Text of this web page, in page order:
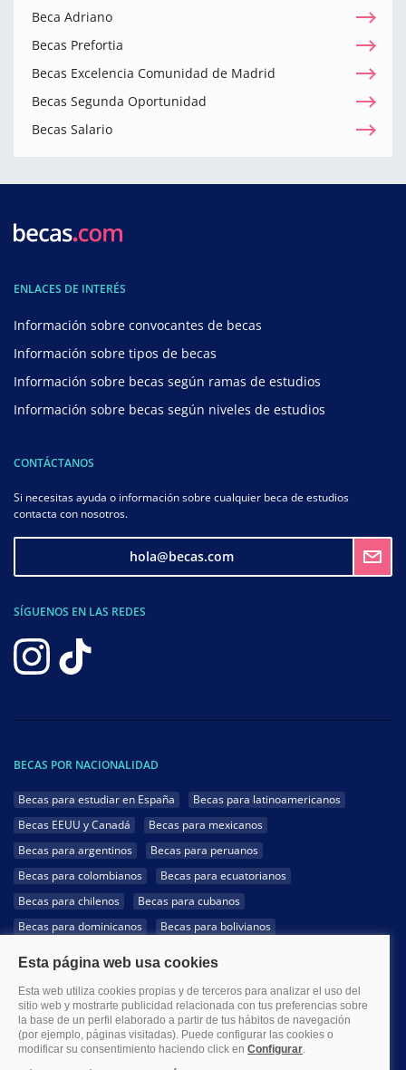
Beca Adriano
Becas Prefortia
Becas Excelencia Comunidad de Madrid
Becas Segunda Oportunidad
Becas Salario
ENLACES DE INTERÉS
Información sobre convocantes de becas
Información sobre tipos de becas
Información sobre becas según ramas de estudios
Información sobre becas según niveles de estudios
CONTÁCTANOS
Si necesitas ayuda o información sobre cualquier beca de estudios
contacta con nosotros.
hola@becas.com
SÍGUENOS EN LAS REDES
BECAS POR NACIONALIDAD
Becas para estudiar en España
Becas para latinoamericanos
Becas EEUU y Canadá
Becas para mexicanos
Becas para argentinos
Becas para peruanos
Becas para colombianos
Becas para ecuatorianos
Becas para chilenos
Becas para cubanos
Becas para dominicanos
Becas para bolivianos
Becas para hondureños
Becas para paraguayos
Becas para uruguayos
Becas para salvadoreños